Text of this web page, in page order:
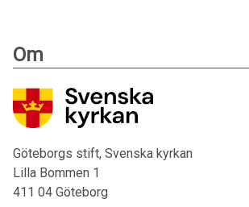
Om
Göteborgs stift, Svenska kyrkan
Lilla Bommen 1
411 04 Göteborg